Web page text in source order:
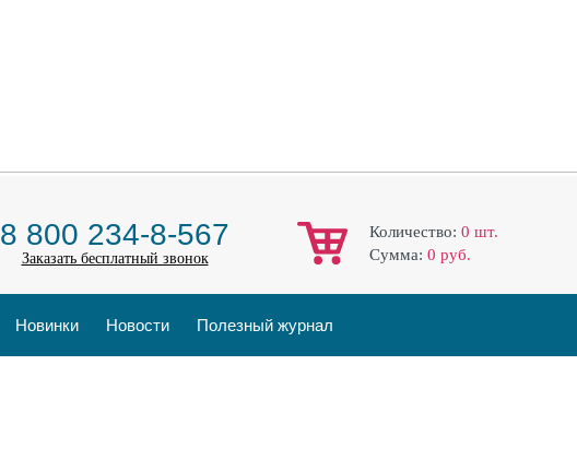
8 800 234-8-567
Заказать бесплатный звонок
Количество: 0 шт.
Cумма: 0 руб.
Новинки Новости Полезный журнал